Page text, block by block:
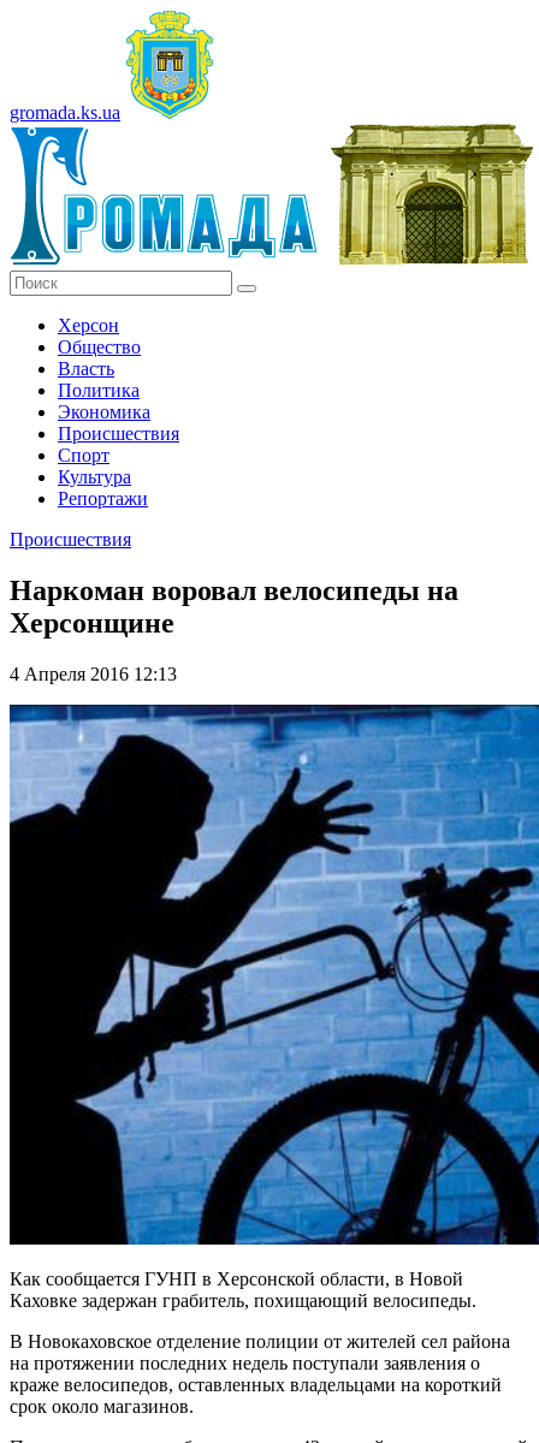
gromada.ks.ua
Херсон
Общество
Власть
Политика
Экономика
Происшествия
Спорт
Культура
Репортажи
Происшествия
Наркоман воровал велосипеды на
Херсонщине
4 Апреля 2016 12:13
Как сообщается ГУНП в Херсонской области, в Новой
Каховке задержан грабитель, похищающий велосипеды.
В Новокаховское отделение полиции от жителей сел района
на протяжении последних недель поступали заявления о
краже велосипедов, оставленных владельцами на короткий
срок около магазинов.